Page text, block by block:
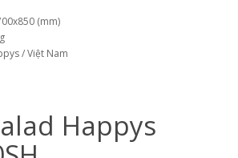
(mm)
/ Việt Nam
Happys